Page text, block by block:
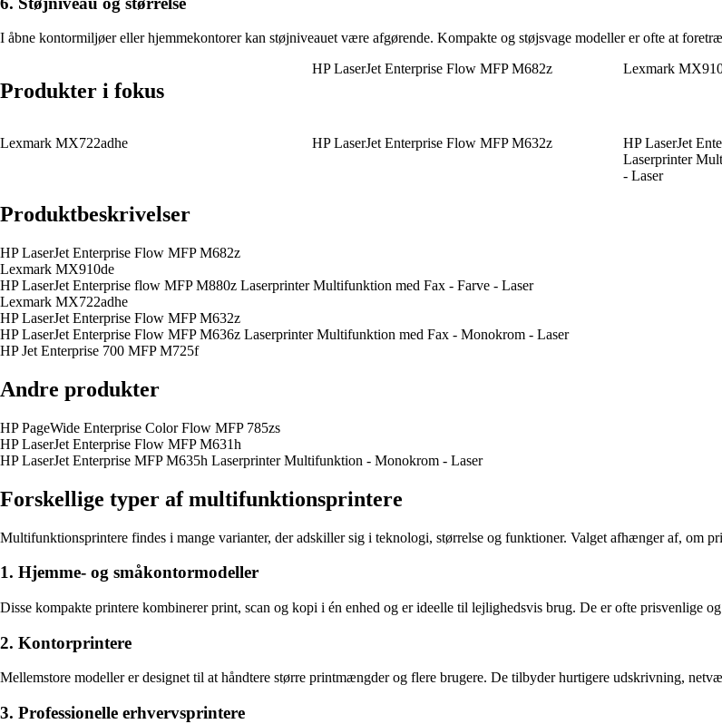
I åbne kontormiljøer eller hjemmekontorer kan støjniveauet være afgørende. Kompakte og støjsvage modeller er ofte at
Produkter i fokus
HP LaserJet Enterprise Flow MFP M682z Lexmark
Lexmark MX722adhe HP LaserJet Enterprise Flow MFP M632z
HP LaserJet
Laserprinter
- Laser
Produktbeskrivelser
HP LaserJet Enterprise Flow MFP M682z
Lexmark MX910de
HP LaserJet Enterprise flow MFP M880z Laserprinter Multifunktion med Fax - Farve - Laser
Lexmark MX722adhe
HP LaserJet Enterprise Flow MFP M632z
HP LaserJet Enterprise Flow MFP M636z Laserprinter Multifunktion med Fax - Monokrom - Laser
HP Jet Enterprise 700 MFP M725f
Andre produkter
HP PageWide Enterprise Color Flow MFP 785zs
HP LaserJet Enterprise Flow MFP M631h
HP LaserJet Enterprise MFP M635h Laserprinter Multifunktion - Monokrom - Laser
Forskellige typer af multifunktionsprintere
Multifunktionsprintere findes i mange varianter, der adskiller sig i teknologi, størrelse og funktioner. Valget afhænger af, om
1. Hjemme- og småkontormodeller
Disse kompakte printere kombinerer print, scan og kopi i én enhed og er ideelle til lejlighedsvis brug. De er ofte prisvenlige
2. Kontorprintere
Mellemstore modeller er designet til at håndtere større printmængder og flere brugere. De tilbyder hurtigere udskrivning,
3. Professionelle erhvervsprintere